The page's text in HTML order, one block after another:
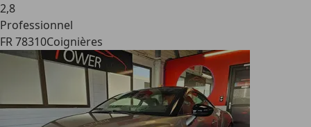
2,8
Professionnel
FR 78310Coignières